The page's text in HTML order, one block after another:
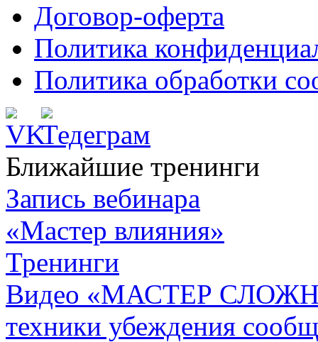
Договор-оферта
Политика
Политика обработки
Ближайшие тренинги
Запись вебинара
«Мастер влияния»
Тренинги
Видео «МАСТЕР
техники убеждения